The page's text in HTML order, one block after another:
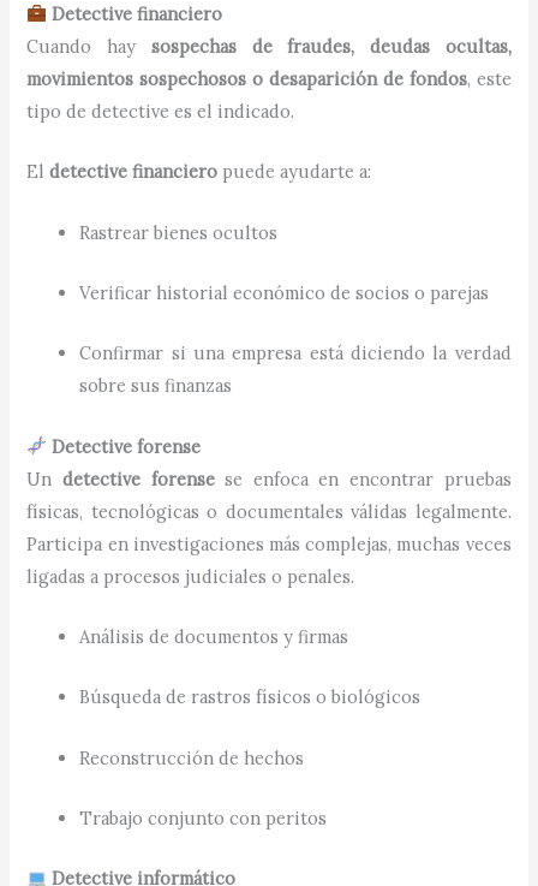
Detective financiero
Cuando hay sospechas de fraudes, deudas ocultas,
movimientos sospechosos o desaparición de fondos, este
tipo de detective es el indicado.
Eldetective financiero puede ayudarte a:
Rastrear bienes ocultos
Verificar historial económico de socios o parejas
Confirmar si una empresa está diciendo la verdad
sobre sus finanzas
Detective forense
Undetective forensese enfoca en encontrar pruebas
físicas, tecnológicas o documentales válidas legalmente.
Participa en investigaciones más complejas, muchas veces
ligadas a procesos judiciales o penales.
Análisis de documentos y firmas
Búsqueda de rastros físicos o biológicos
Reconstrucción de hechos
Trabajo conjunto con peritos
Detective informático